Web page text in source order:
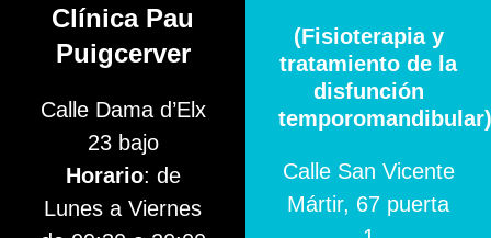
Clínica Pau
Puigcerver
Calle Dama d’Elx
23 bajo
Horario: de
Lunes a Viernes
(Fisioterapia y
tratamiento de la
disfunción
temporomandibular)
Calle San Vicente
Mártir, 67 puerta